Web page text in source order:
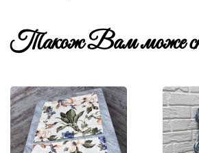
Також Вам може